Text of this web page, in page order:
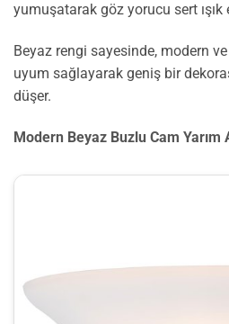
yumuşatarak göz yorucu sert ışık
Beyaz rengi sayesinde, modern
uyum sağlayarak geniş bir
düşer.
Modern Beyaz Buzlu Cam Yarım